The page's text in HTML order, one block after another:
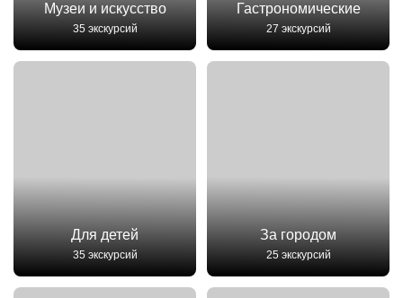
Музеи и искусство
35 экскурсий
Гастрономические
27 экскурсий
Для детей
35 экскурсий
За городом
25 экскурсий